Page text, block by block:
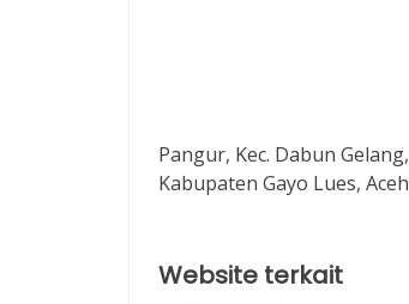
Pangur, Kec. Dabun Gelang,
Kabupaten Gayo Lues, Aceh
Website terkait